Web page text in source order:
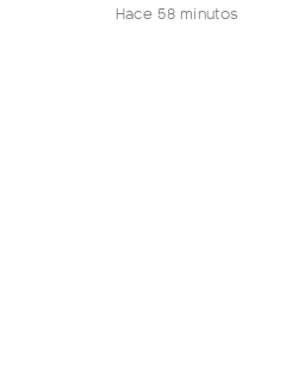
Hace 58 minutos